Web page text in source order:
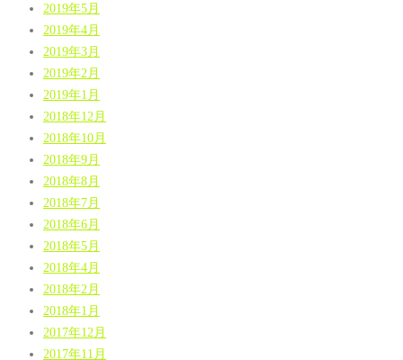
2019年5月
2019年4月
2019年3月
2019年2月
2019年1月
2018年12月
2018年10月
2018年9月
2018年8月
2018年7月
2018年6月
2018年5月
2018年4月
2018年2月
2018年1月
2017年12月
2017年11月